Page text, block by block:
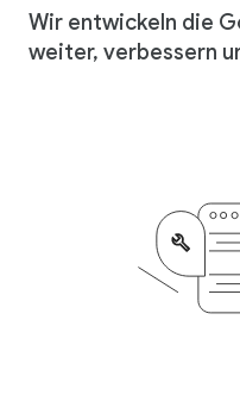
Wir entwickeln die
weiter, verbessern